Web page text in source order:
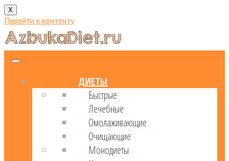
X
Перейти к контенту
ДИЕТЫ
Быстрые
Лечебные
Омолаживающие
Очищающие
Монодиеты